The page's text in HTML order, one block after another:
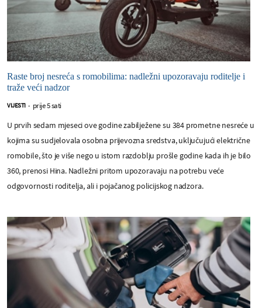
Raste broj nesreća s romobilima: nadležni upozoravaju roditelje i
traže veći nadzor
VIJESTI - prije 5 sati
U prvih sedam mjeseci ove godine zabilježene su 384 prometne nesreće u
kojima su sudjelovala osobna prijevozna sredstva, uključujući električne
romobile, što je više nego u istom razdoblju prošle godine kada ih je bilo
360, prenosi Hina. Nadležni pritom upozoravaju na potrebu veće
odgovornosti roditelja, ali i pojačanog policijskog nadzora.